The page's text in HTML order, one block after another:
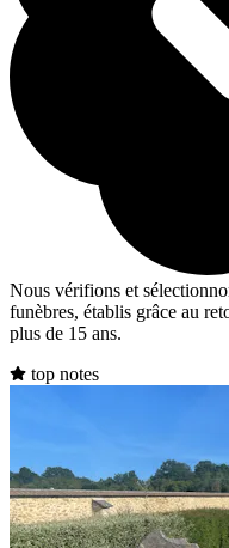
Nous vérifions et
funèbres, établis grâce au
plus de 15 ans.
top notes